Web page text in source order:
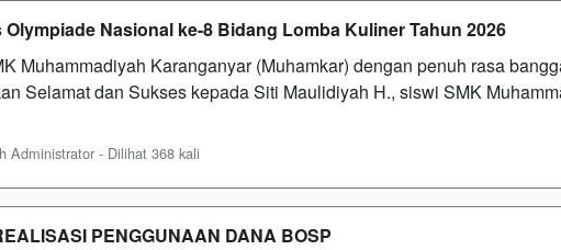
Olympiade Nasional ke-8 Bidang Lomba Kuliner Tahun 2026
Muhammadiyah Karanganyar (Muhamkar) dengan penuh rasa
Selamat dan Sukses kepada Siti Maulidiyah H., siswi SMK
Administrator - Dilihat 368 kali
PENGGUNAAN DANA BOSP